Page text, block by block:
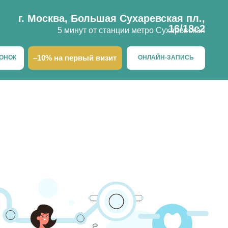
Большая Сухаревская пл.,
16/18с2
5 минут от станции метро Сухаревская
ОНЛАЙН-ЗАПИСЬ
первый визит